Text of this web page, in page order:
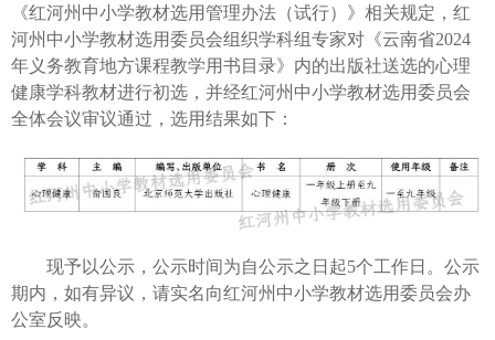
《红河州中小学教材选用管理办法（试行）》相关规定，红
河州中小学教材选用委员会组织学科组专家对《云南省2024
年义务教育地方课程教学用书目录》内的出版社送选的心理
健康学科教材进行初选，并经红河州中小学教材选用委员会
全体会议审议通过，选用结果如下：
现予以公示，公示时间为自公示之日起5个工作日。公示
期内，如有异议，请实名向红河州中小学教材选用委员会办
公室反映。